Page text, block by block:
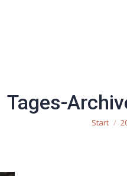
Tages-
Sie
Start